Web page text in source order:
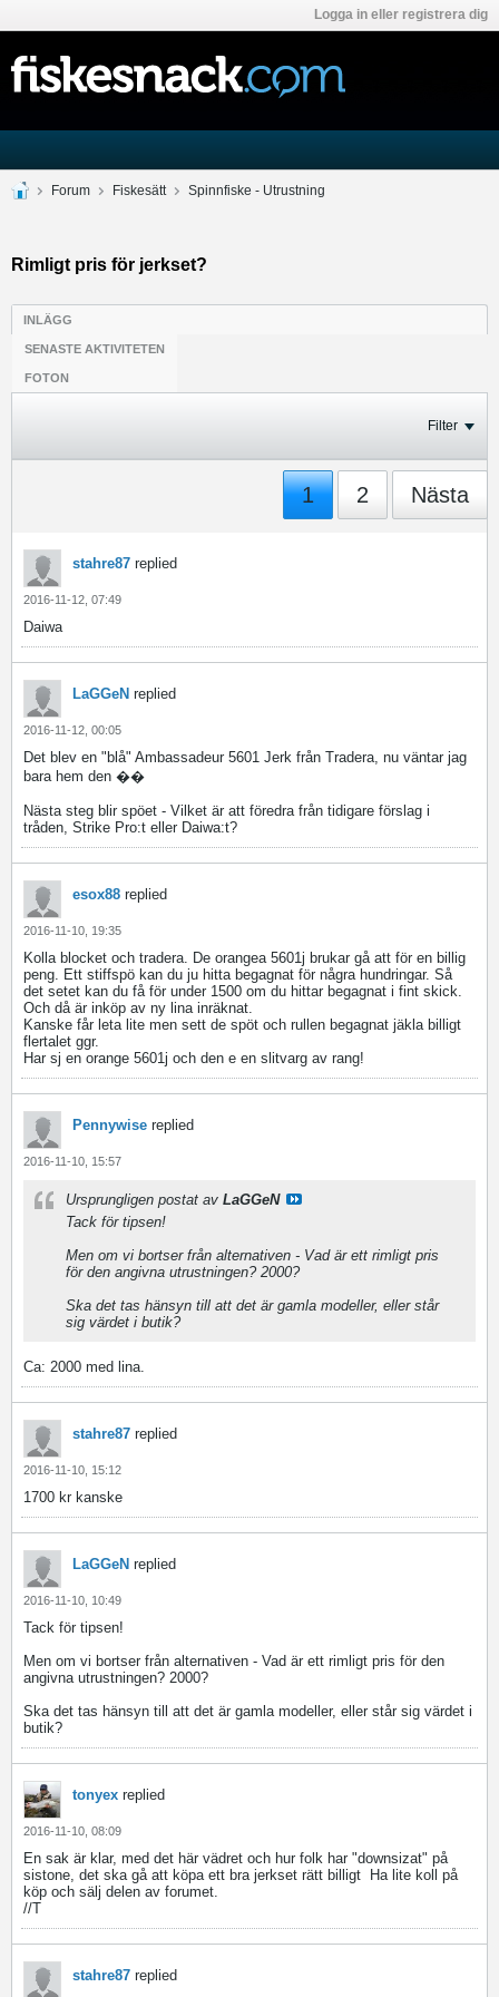
Logga in eller registrera dig
Forum Fiskesätt Spinnfiske - Utrustning
Rimligt pris för jerkset?
INLÄGG
SENASTE AKTIVITETEN
FOTON
Filter
1 2 Nästa
stahre87 replied
2016-11-12, 07:49
Daiwa
LaGGeN replied
2016-11-12, 00:05
Det blev en "blå" Ambassadeur 5601 Jerk från Tradera, nu väntar jag
bara hem den ��
Nästa steg blir spöet - Vilket är att föredra från tidigare förslag i
tråden, Strike Pro:t eller Daiwa:t?
esox88 replied
2016-11-10, 19:35
Kolla blocket och tradera. De orangea 5601j brukar gå att för en billig
peng. Ett stiffspö kan du ju hitta begagnat för några hundringar. Så
det setet kan du få för under 1500 om du hittar begagnat i fint skick.
Och då är inköp av ny lina inräknat.
Kanske får leta lite men sett de spöt och rullen begagnat jäkla billigt
flertalet ggr.
Har sj en orange 5601j och den e en slitvarg av rang!
Pennywise replied
2016-11-10, 15:57
Ursprungligen postat av LaGGeN
Tack för tipsen!
Men om vi bortser från alternativen - Vad är ett rimligt pris
för den angivna utrustningen? 2000?
Ska det tas hänsyn till att det är gamla modeller, eller står
sig värdet i butik?
Ca: 2000 med lina.
stahre87 replied
2016-11-10, 15:12
1700 kr kanske
LaGGeN replied
2016-11-10, 10:49
Tack för tipsen!
Men om vi bortser från alternativen - Vad är ett rimligt pris för den
angivna utrustningen? 2000?
Ska det tas hänsyn till att det är gamla modeller, eller står sig värdet i
butik?
tonyex replied
2016-11-10, 08:09
En sak är klar, med det här vädret och hur folk har "downsizat" på
sistone, det ska gå att köpa ett bra jerkset rätt billigt
Ha lite koll på
köp och sälj delen av forumet.
//T
stahre87 replied